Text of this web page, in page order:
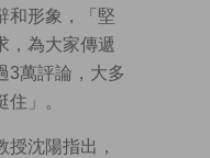
和形象，「堅
，為大家傳遞
3萬評論，大多
」。
沈陽指出，